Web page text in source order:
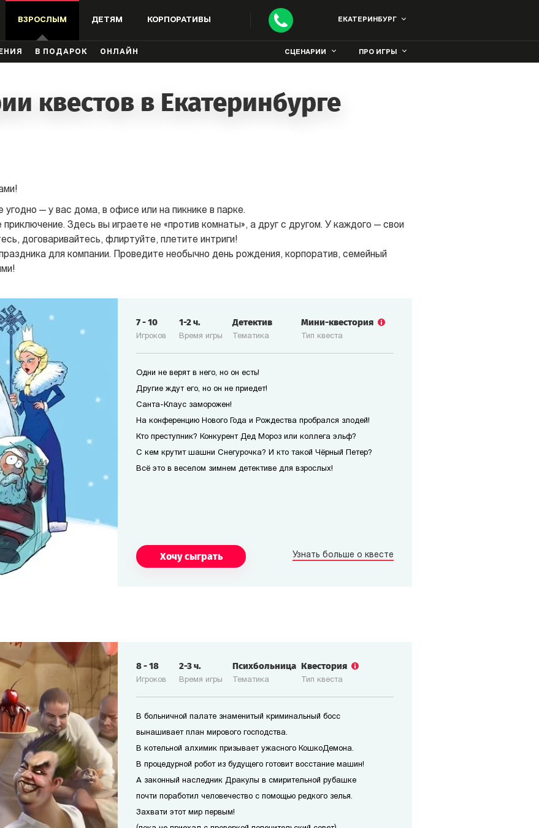
ВЗРОСЛЫМ ДЕТЯМ КОРПОРАТИВЫ ЕКАТЕРИНБУРГ
В ПОДАРОК ОНЛАЙН СЦЕНАРИИ ПРО ИГРЫ
квестов в Екатеринбурге
— у вас дома, в офисе или на пикнике в парке.
Здесь вы играете не «против комнаты», а друг с другом. У каждого — свои
договаривайтесь, флиртуйте, плетите интриги!
для компании. Проведите необычно день рождения, корпоратив, семейный
Игроков
7-10
Время игры
1-2ч.
Тематика
Детектив
Тип квеста
Мини-квестория
Одни не верят в него, но он есть!
Другие ждут его, но он не приедет!
Санта-Клаус заморожен!
На конференцию Нового Года и Рождества пробрался злодей!
Кто преступник? Конкурент Дед Мороз или коллега эльф?
С кем крутит шашни Снегурочка? И кто такой Чёрный Петер?
Всё это в веселом зимнем детективе для взрослых!
Хочу сыграть Узнать больше о квесте
Игроков
8-18
Время игры
2-3ч.
Тематика
Психбольница
Тип квеста
Квестория
В больничной палате знаменитый криминальный босс
вынашивает план мирового господства.
В котельной алхимик призывает ужасного КошкоДемона.
В процедурной робот из будущего готовит восстание машин!
А законный наследник Дракулы в смирительной рубашке
почти поработил человечество с помощью редкого зелья.
Захвати этот мир первым!